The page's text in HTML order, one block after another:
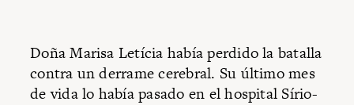
Doña Marisa Letícia había perdido la batalla
contra un derrame cerebral. Su último mes
de vida lo había pasado en el hospital Sírio-